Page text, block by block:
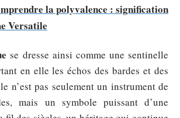
la polyvalence : signification
Versatile
se dresse ainsi comme une sentinelle
en elle les échos des bardes et des
n’est pas seulement un instrument de
mais un symbole puissant d’une